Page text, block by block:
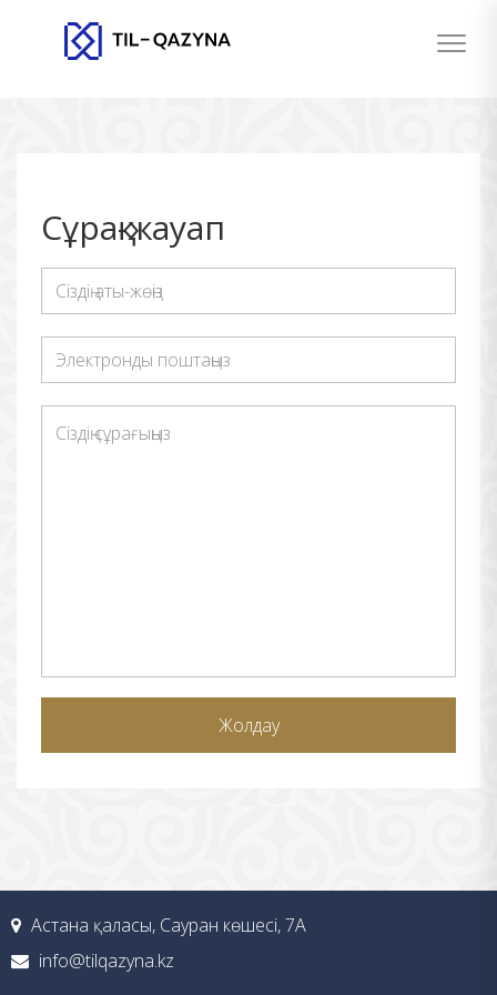
Сұрақ-жауап
Астана қаласы, Сауран көшесі, 7А
info@tilqazyna.kz